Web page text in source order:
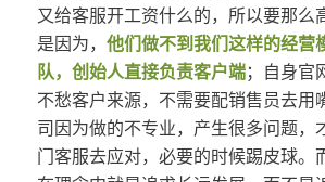
又给客服开工资什么的，所以要那么
是因为， 他们做不到我们这样的经营
队，创始人直接负责客户端；自身官
不愁客户来源，不需要配销售员去用
司因为做的不专业，产生很多问题，
门客服去应对，必要的时候踢皮球。